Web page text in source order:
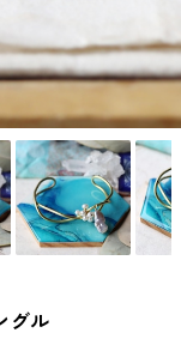
グル